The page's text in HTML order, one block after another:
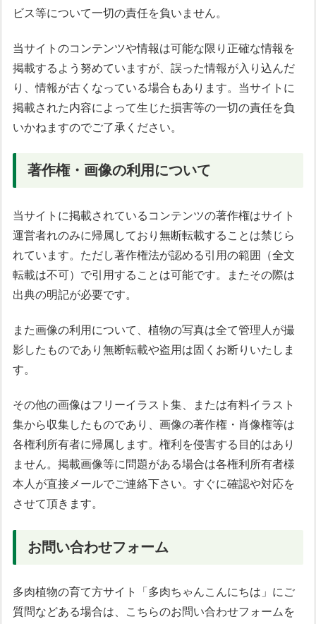
ビス等について一切の責任を負いません。
当サイトのコンテンツや情報は可能な限り正確な情報を
掲載するよう努めていますが、誤った情報が入り込んだ
り、情報が古くなっている場合もあります。当サイトに
掲載された内容によって生じた損害等の一切の責任を負
いかねますのでご了承ください。
著作権・画像の利用について
当サイトに掲載されているコンテンツの著作権はサイト
運営者れのみに帰属しており無断転載することは禁じら
れています。ただし著作権法が認める引用の範囲（全文
転載は不可）で引用することは可能です。またその際は
出典の明記が必要です。
また画像の利用について、植物の写真は全て管理人が撮
影したものであり無断転載や盗用は固くお断りいたしま
す。
その他の画像はフリーイラスト集、または有料イラスト
集から収集したものであり、画像の著作権・肖像権等は
各権利所有者に帰属します。権利を侵害する目的はあり
ません。掲載画像等に問題がある場合は各権利所有者様
本人が直接メールでご連絡下さい。すぐに確認や対応を
させて頂きます。
お問い合わせフォーム
多肉植物の育て方サイト「多肉ちゃんこんにちは」にご
質問などある場合は、こちらのお問い合わせフォームを